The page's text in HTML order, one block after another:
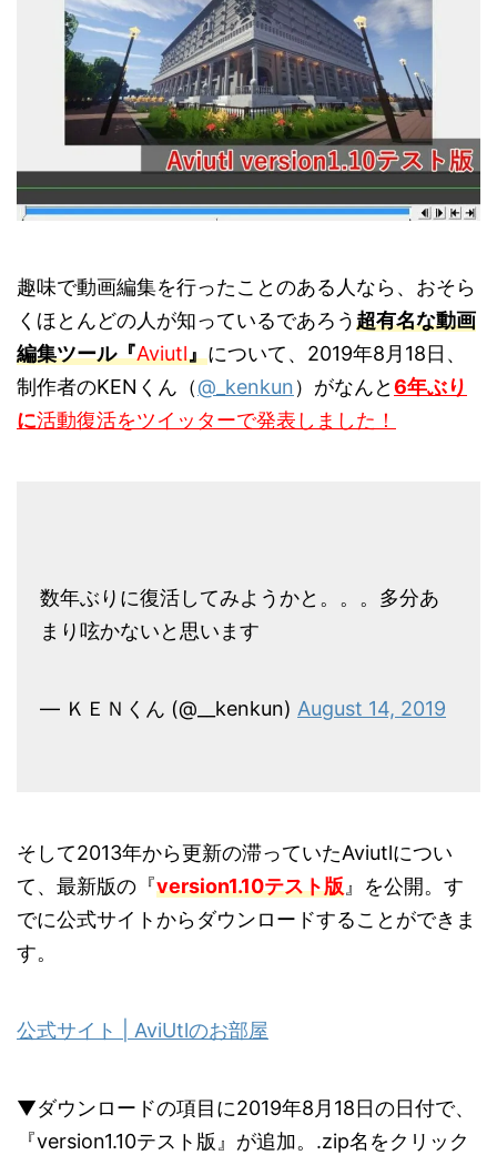
趣味で動画編集を行ったことのある人なら、おそら
くほとんどの人が知っているであろう超有名な動画
編集ツール『Aviutl』について、2019年8月18日、
制作者のKENくん（@_kenkun）がなんと6年ぶり
に活動復活をツイッターで発表しました！
数年ぶりに復活してみようかと。。。多分あ
まり呟かないと思います
— ＫＥＮくん (@__kenkun) August 14, 2019
そして2013年から更新の滞っていたAviutlについ
て、最新版の『version1.10テスト版 』を公開。す
でに公式サイトからダウンロードすることができま
す。
公式サイト | AviUtlのお部屋
▼ダウンロードの項目に2019年8月18日の日付で、
『version1.10テスト版』が追加。.zip名をクリック